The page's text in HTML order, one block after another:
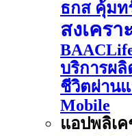
ธกส คุ้มท
สงเคร
บริการผ
ชีวิตผ่าน
Mobile
แอปพลิเ